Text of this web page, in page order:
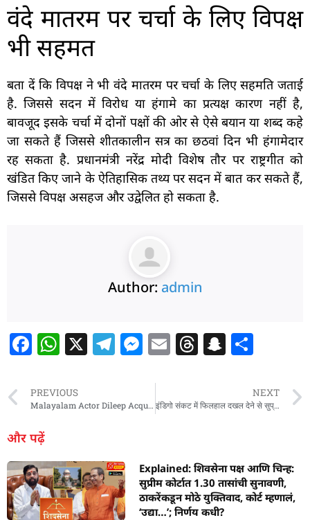
वंदे मातरम पर चर्चा के लिए विपक्ष
भी सहमत
बता दें कि विपक्ष ने भी वंदे मातरम पर चर्चा के लिए सहमति जताई
है. जिससे सदन में विरोध या हंगामे का प्रत्यक्ष कारण नहीं है,
बावजूद इसके चर्चा में दोनों पक्षों की ओर से ऐसे बयान या शब्द कहे
जा सकते हैं जिससे शीतकालीन सत्र का छठवां दिन भी हंगामेदार
रह सकता है. प्रधानमंत्री नरेंद्र मोदी विशेष तौर पर राष्ट्रगीत को
खंडित किए जाने के ऐतिहासिक तथ्य पर सदन में बात कर सकते हैं,
जिससे विपक्ष असहज और उद्वेलित हो सकता है.
Author: admin
F
c
e
b
o
o
k
W
at
s
p
p
X T
g
m
M
ss
e
er
E
l
T
a
s
S
p
at
ar
e
PREVIOUS
Malayalam Actor Dileep Acquitted In 2017 Actress Assault Case
NEXT
इंडिगो संकट में फिलहाल दखल देने से सुप्रीम कोर्ट ने मना किया, कहा- ‘सरकार जरूरी कदम उठा रही है, उम्मीद है असर पड़ेगा’
और पढ़ें
Explained: शिवसेना पक्ष आणि चिन्ह:
सुप्रीम कोर्टात 1.30 तासांची सुनावणी,
ठाकरेंकडून मोठे युक्तिवाद, कोर्ट म्हणालं,
‘उद्या…’; निर्णय कधी?